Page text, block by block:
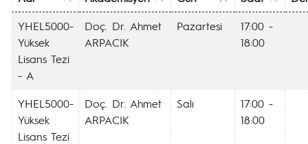
YHEL5000-
Yüksek
Lisans Tezi
- A
Doç. Dr. Ahmet
ARPACIK
Pazartesi
17:00 -
18:00
YHEL5000-
Yüksek
Lisans Tezi
Doç. Dr. Ahmet
ARPACIK
Salı
17:00 -
18:00